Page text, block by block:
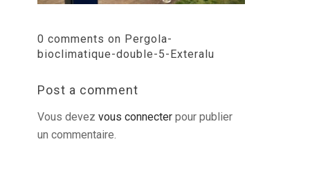
0 comments on Pergola-
bioclimatique-double-5-Exteralu
Post a comment
Vous devez vous connecter pour publier
un commentaire.